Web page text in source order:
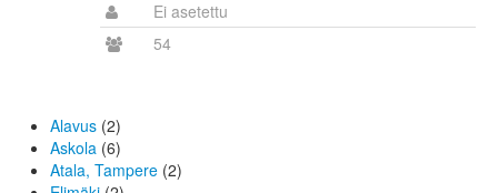
Ei asetettu
54
Alavus (2)
Askola (6)
Atala, Tampere (2)